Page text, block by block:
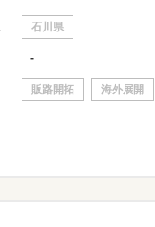
石川県
-
販路開拓 海外展開